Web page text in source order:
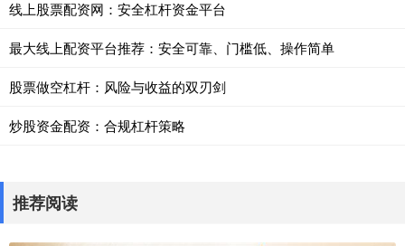
线上股票配资网：安全杠杆资金平台
最大线上配资平台推荐：安全可靠、门槛低、操作简单
股票做空杠杆：风险与收益的双刃剑
炒股资金配资：合规杠杆策略
推荐阅读